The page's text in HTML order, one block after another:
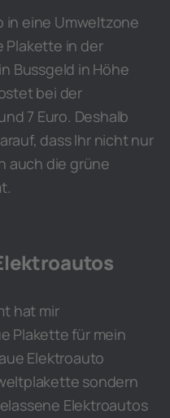
in eine Umweltzone
Plakette in der
Bussgeld in Höhe
bei der
7 Euro. Deshalb
dass Ihr nicht nur
auch die grüne
hat mir
Plakette für mein
Elektroauto
sondern
Elektroautos